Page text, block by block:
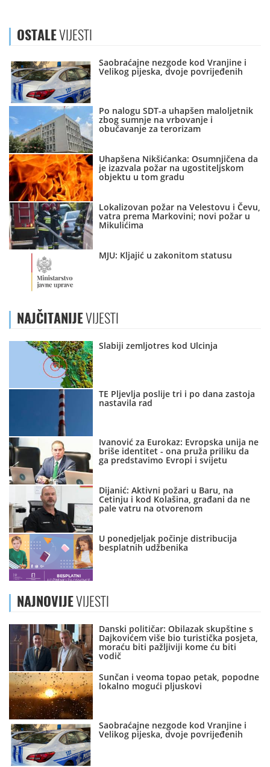
OSTALEVIJESTI
Saobraćajne nezgode kod Vranjine i
Velikog pijeska, dvoje povrijeđenih
Po nalogu SDT-a uhapšen maloljetnik
zbog sumnje na vrbovanje i
obučavanje za terorizam
Uhapšena Nikšićanka: Osumnjičena da
je izazvala požar na ugostiteljskom
objektu u tom gradu
Lokalizovan požar na Velestovu i Čevu,
vatra prema Markovini; novi požar u
Mikulićima
MJU: Kljajić u zakonitom statusu
NAJČITANIJEVIJESTI
Slabiji zemljotres kod Ulcinja
TE Pljevlja poslije tri i po dana zastoja
nastavila rad
Ivanović za Eurokaz: Evropska unija ne
briše identitet - ona pruža priliku da
ga predstavimo Evropi i svijetu
Dijanić: Aktivni požari u Baru, na
Cetinju i kod Kolašina, građani da ne
pale vatru na otvorenom
U ponedjeljak počinje distribucija
besplatnih udžbenika
NAJNOVIJEVIJESTI
Danski političar: Obilazak skupštine s
Dajkovićem više bio turistička posjeta,
moraću biti pažljiviji kome ću biti
vodič
Sunčan i veoma topao petak, popodne
lokalno mogući pljuskovi
Saobraćajne nezgode kod Vranjine i
Velikog pijeska, dvoje povrijeđenih